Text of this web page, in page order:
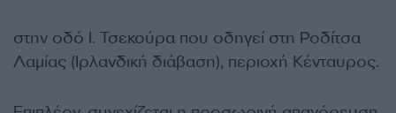
στην οδό Ι. Τσεκούρα που οδηγεί στη Ροδίτσα
Λαμίας (Ιρλανδική διάβαση), περιοχή Κένταυρος.